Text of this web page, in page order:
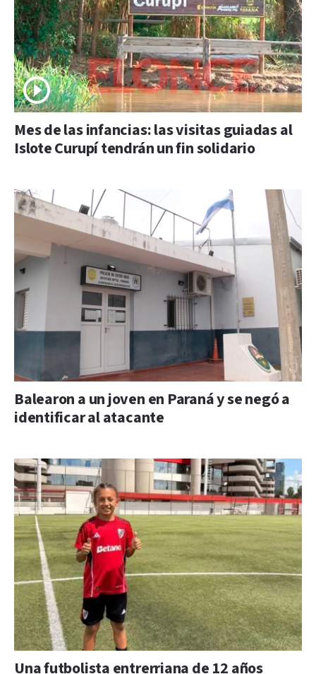
Mes de las infancias: las visitas guiadas al
Islote Curupí tendrán un fin solidario
Balearon a un joven en Paraná y se negó a
identificar al atacante
Una futbolista entrerriana de 12 años